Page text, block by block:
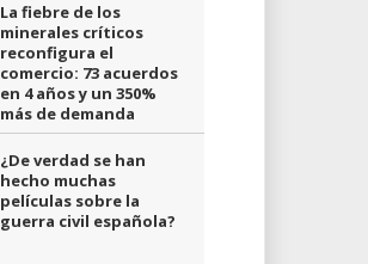
La fiebre de los
minerales críticos
reconfigura el
comercio: 73 acuerdos
en 4 años y un 350%
más de demanda
¿De verdad se han
hecho muchas
películas sobre la
guerra civil española?